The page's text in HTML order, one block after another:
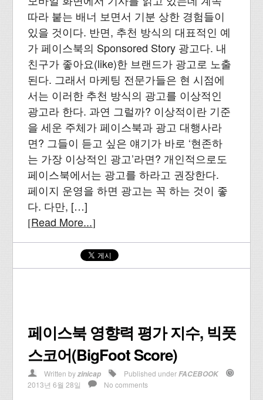
따라 붙는 배너 보면서 기분 상한 경험들이
있을 것이다. 반면, 추천 방식의 대표적인 예
가 페이스북의 Sponsored Story 광고다. 내
친구가 좋아요(like)한 브랜드가 광고로 노출
된다. 그래서 마케팅 전문가들은 현 시점에
서는 이러한 추천 방식의 광고를 이상적인
광고라 한다. 과연 그럴까? 이상적이란 기준
을 세운 주체가 페이스북과 광고 대행사라
면? 그들이 듣고 싶은 얘기가 바로 ‘현존하
는 가장 이상적인 광고’라면? 개인적으로도
페이스북에서는 광고를 하라고 권장한다.
페이지 운영을 하면 광고는 꼭 하는 것이 좋
다. 다만, […]
[Read More...]
페이스북 영향력 평가 지수, 빅풋
스코어(BigFoot Score)
Written byzinicap Published underFACEBOOK
2013년 6월 28일
No comments